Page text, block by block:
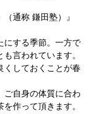
通称 鎌田塾）』
にする季節。一方で
言われています。
くしておくことが春
ご自身の体質に合わ
作って頂きます。